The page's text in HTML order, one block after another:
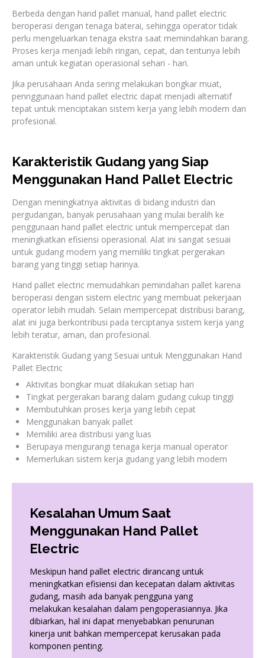
Berbeda dengan hand pallet manual, hand pallet electric
beroperasi dengan tenaga baterai, sehingga operator tidak
perlu mengeluarkan tenaga ekstra saat memindahkan barang.
Proses kerja menjadi lebih ringan, cepat, dan tentunya lebih
aman untuk kegiatan operasional sehari - hari.
Jika perusahaan Anda sering melakukan bongkar muat,
pennggunaan hand pallet electric dapat menjadi alternatif
tepat untuk menciptakan sistem kerja yang lebih modern dan
profesional.
Karakteristik Gudang yang Siap
Menggunakan Hand Pallet Electric
Dengan meningkatnya aktivitas di bidang industri dan
pergudangan, banyak perusahaan yang mulai beralih ke
penggunaan hand pallet electric untuk mempercepat dan
meningkatkan efisiensi operasional. Alat ini sangat sesuai
untuk gudang modern yang memiliki tingkat pergerakan
barang yang tinggi setiap harinya.
Hand pallet electric memudahkan pemindahan pallet karena
beroperasi dengan sistem electric yang membuat pekerjaan
operator lebih mudah. Selain mempercepat distribusi barang,
alat ini juga berkontribusi pada terciptanya sistem kerja yang
lebih teratur, aman, dan profesional.
Karakteristik Gudang yang Sesuai untuk Menggunakan Hand
Pallet Electric
Aktivitas bongkar muat dilakukan setiap hari
Tingkat pergerakan barang dalam gudang cukup tinggi
Membutuhkan proses kerja yang lebih cepat
Menggunakan banyak pallet
Memiliki area distribusi yang luas
Berupaya mengurangi tenaga kerja manual operator
Memerlukan sistem kerja gudang yang lebih modern
Kesalahan Umum Saat
Menggunakan Hand Pallet
Electric
Meskipun hand pallet electric dirancang untuk
meningkatkan efisiensi dan kecepatan dalam aktivitas
gudang, masih ada banyak pengguna yang
melakukan kesalahan dalam pengoperasiannya. Jika
dibiarkan, hal ini dapat menyebabkan penurunan
kinerja unit bahkan mempercepat kerusakan pada
komponen penting.